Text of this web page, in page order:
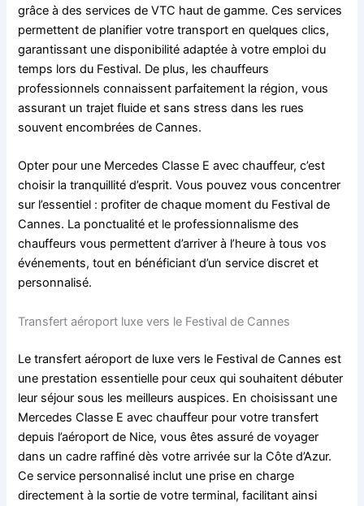
grâce à des services de VTC haut de gamme. Ces services
permettent de planifier votre transport en quelques clics,
garantissant une disponibilité adaptée à votre emploi du
temps lors du Festival. De plus, les chauffeurs
professionnels connaissent parfaitement la région, vous
assurant un trajet fluide et sans stress dans les rues
souvent encombrées de Cannes.
Opter pour une Mercedes Classe E avec chauffeur, c’est
choisir la tranquillité d’esprit. Vous pouvez vous concentrer
sur l’essentiel : profiter de chaque moment du Festival de
Cannes. La ponctualité et le professionnalisme des
chauffeurs vous permettent d’arriver à l’heure à tous vos
événements, tout en bénéficiant d’un service discret et
personnalisé.
Transfert aéroport luxe vers le Festival de Cannes
Le transfert aéroport de luxe vers le Festival de Cannes est
une prestation essentielle pour ceux qui souhaitent débuter
leur séjour sous les meilleurs auspices. En choisissant une
Mercedes Classe E avec chauffeur pour votre transfert
depuis l’aéroport de Nice, vous êtes assuré de voyager
dans un cadre raffiné dès votre arrivée sur la Côte d’Azur.
Ce service personnalisé inclut une prise en charge
directement à la sortie de votre terminal, facilitant ainsi